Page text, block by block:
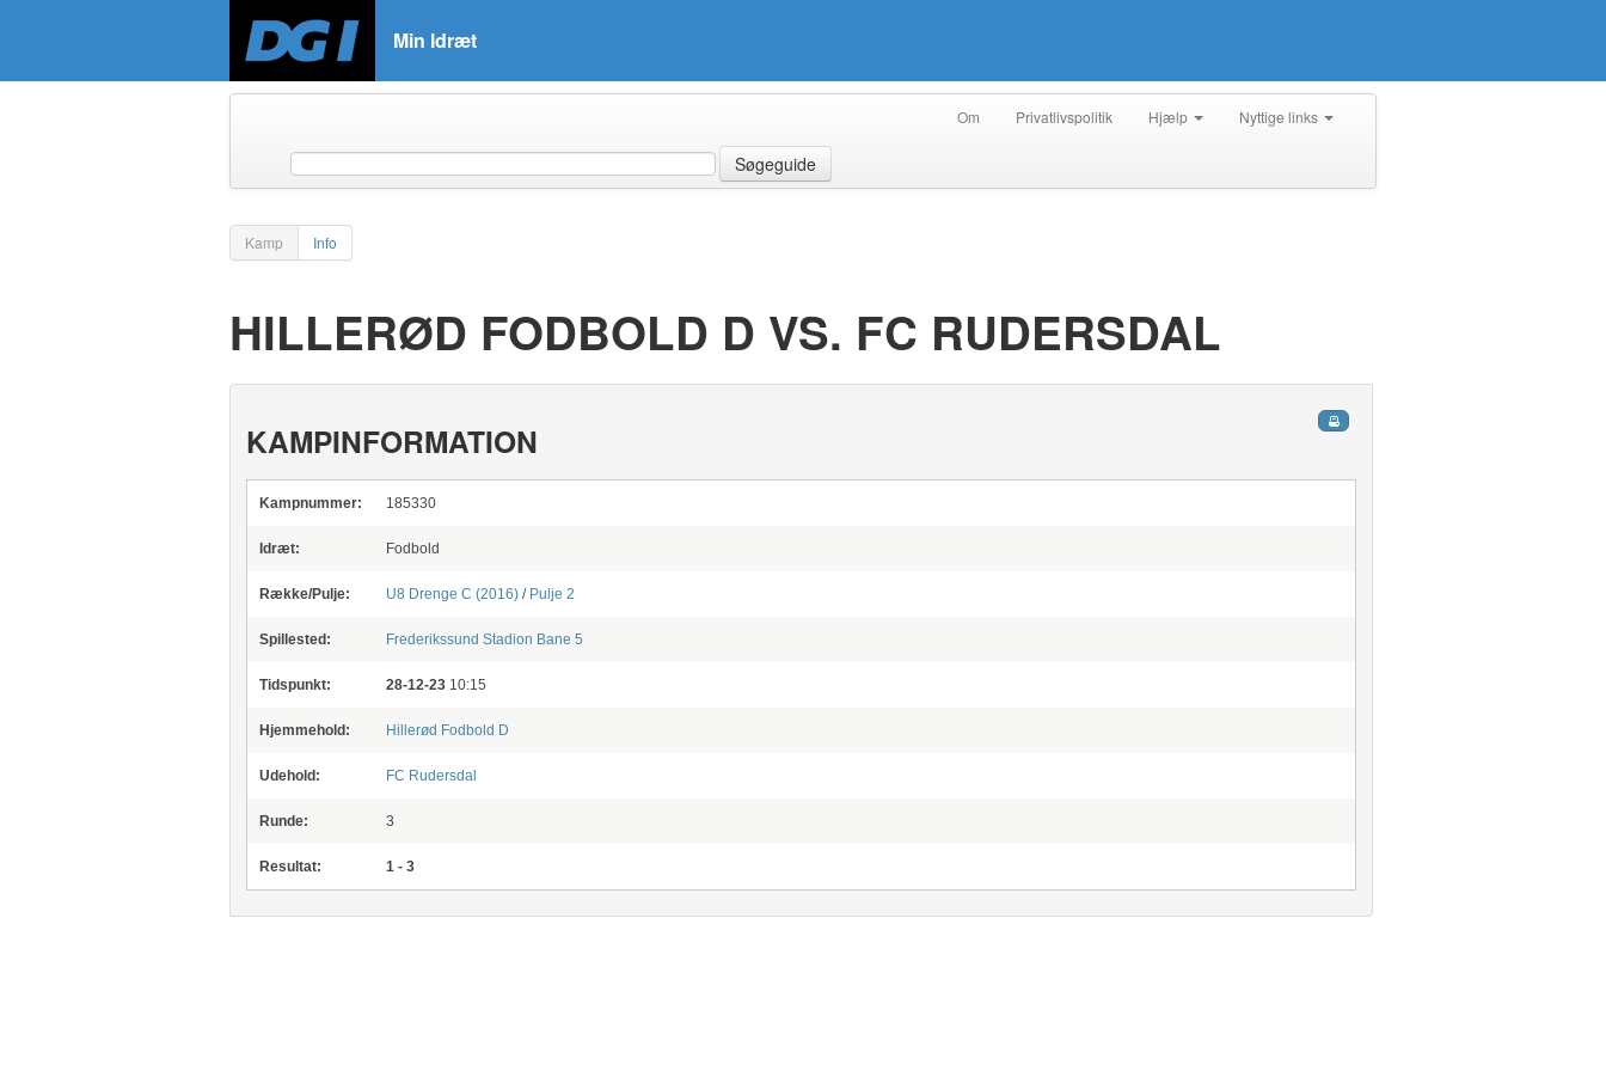
Min Idræt
Om Privatlivspolitik Hjælp Nyttige links
Søgeguide
Kamp Info
HILLERØD FODBOLD D VS. FC RUDERSDAL
KAMPINFORMATION
Kampnummer: 185330
Idræt: Fodbold
Række/Pulje: U8 Drenge C (2016) / Pulje 2
Spillested: Frederikssund Stadion Bane 5
Tidspunkt: 28-12-23 10:15
Hjemmehold: Hillerød Fodbold D
Udehold: FC Rudersdal
Runde: 3
Resultat: 1 - 3